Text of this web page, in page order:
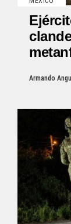
Armando